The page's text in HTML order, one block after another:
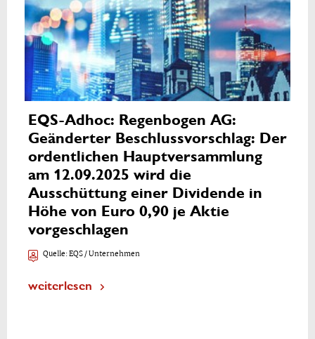
EQS-Adhoc: Regenbogen AG:
Geänderter Beschlussvorschlag: Der
ordentlichen Hauptversammlung
am 12.09.2025 wird die
Ausschüttung einer Dividende in
Höhe von Euro 0,90 je Aktie
vorgeschlagen
Quelle:EQS / Unternehmen
weiterlesen